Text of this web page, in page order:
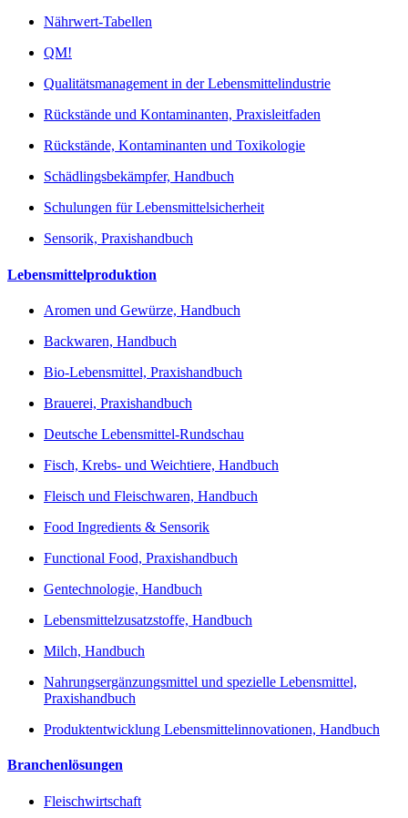
Nährwert-Tabellen
QM!
Qualitätsmanagement in der Lebensmittelindustrie
Rückstände und Kontaminanten, Praxisleitfaden
Rückstände, Kontaminanten und Toxikologie
Schädlingsbekämpfer, Handbuch
Schulungen für Lebensmittelsicherheit
Sensorik, Praxishandbuch
Lebensmittelproduktion
Aromen und Gewürze, Handbuch
Backwaren, Handbuch
Bio-Lebensmittel, Praxishandbuch
Brauerei, Praxishandbuch
Deutsche Lebensmittel-Rundschau
Fisch, Krebs- und Weichtiere, Handbuch
Fleisch und Fleischwaren, Handbuch
Food Ingredients & Sensorik
Functional Food, Praxishandbuch
Gentechnologie, Handbuch
Lebensmittelzusatzstoffe, Handbuch
Milch, Handbuch
Nahrungsergänzungsmittel und spezielle Lebensmittel,
Praxishandbuch
Produktentwicklung Lebensmittelinnovationen, Handbuch
Branchenlösungen
Fleischwirtschaft